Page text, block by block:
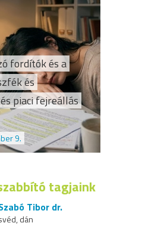
fordítók és a
és
piaci fejreállás
9.
tagjaink
Tibor dr.
dán